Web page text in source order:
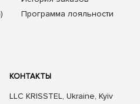
Программа лояльности
КОНТАКТЫ
LLC KRISSTEL, Ukraine, Kyiv